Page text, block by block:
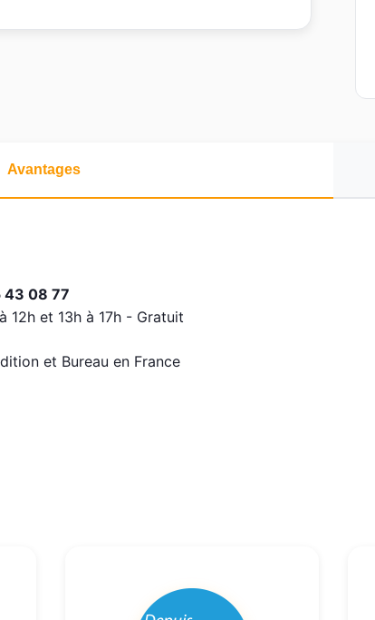
Avantages
43 08 77
12h et 13h à 17h - Gratuit
et Bureau en France